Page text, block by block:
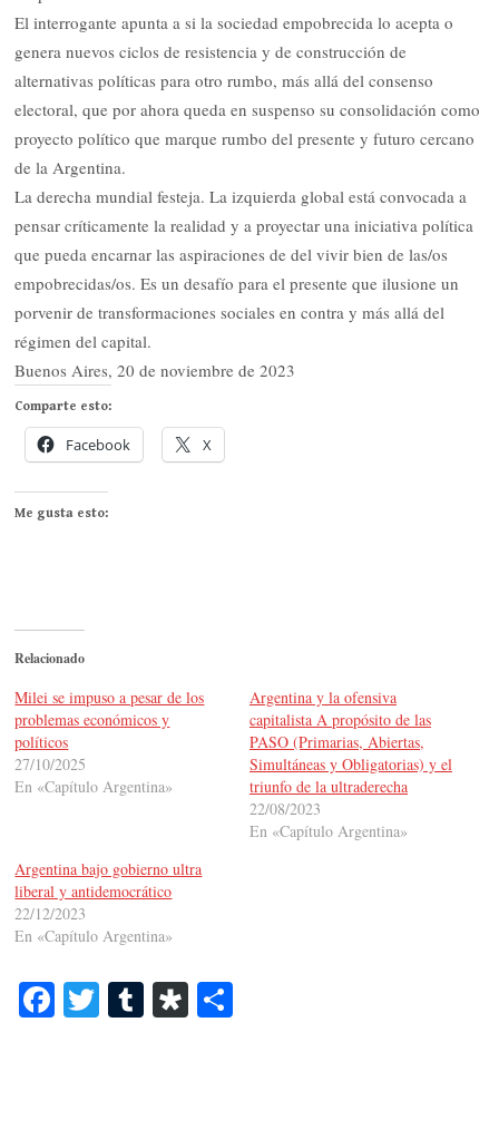
El interrogante apunta a si la sociedad empobrecida lo acepta o
genera nuevos ciclos de resistencia y de construcción de
alternativas políticas para otro rumbo, más allá del consenso
electoral, que por ahora queda en suspenso su consolidación como
proyecto político que marque rumbo del presente y futuro cercano
de la Argentina.
La derecha mundial festeja. La izquierda global está convocada a
pensar críticamente la realidad y a proyectar una iniciativa política
que pueda encarnar las aspiraciones de del vivir bien de las/os
empobrecidas/os. Es un desafío para el presente que ilusione un
porvenir de transformaciones sociales en contra y más allá del
régimen del capital.
Buenos Aires, 20 de noviembre de 2023
Comparte esto:
Facebook X
Me gusta esto:
Relacionado
Milei se impuso a pesar de los
problemas económicos y
políticos
27/10/2025
En «Capítulo Argentina»
Argentina y la ofensiva
capitalista A propósito de las
PASO (Primarias, Abiertas,
Simultáneas y Obligatorias) y el
triunfo de la ultraderecha
22/08/2023
En «Capítulo Argentina»
Argentina bajo gobierno ultra
liberal y antidemocrático
22/12/2023
En «Capítulo Argentina»
Fa T T Di